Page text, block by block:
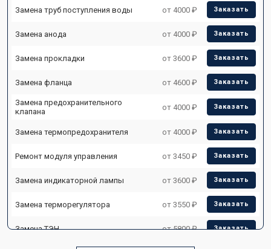
Замена труб поступления воды от 4000 ₽ Заказать
Замена анода от 4000 ₽ Заказать
Замена прокладки от 3600 ₽ Заказать
Замена фланца от 4600 ₽ Заказать
Замена предохранительного
клапана
от 4000 ₽ Заказать
Замена термопредохранителя от 4000 ₽ Заказать
Ремонт модуля управления от 3450 ₽ Заказать
Замена индикаторной лампы от 3600 ₽ Заказать
Замена терморегулятора от 3550 ₽ Заказать
Замена ТЭН от 5800 ₽ Заказать